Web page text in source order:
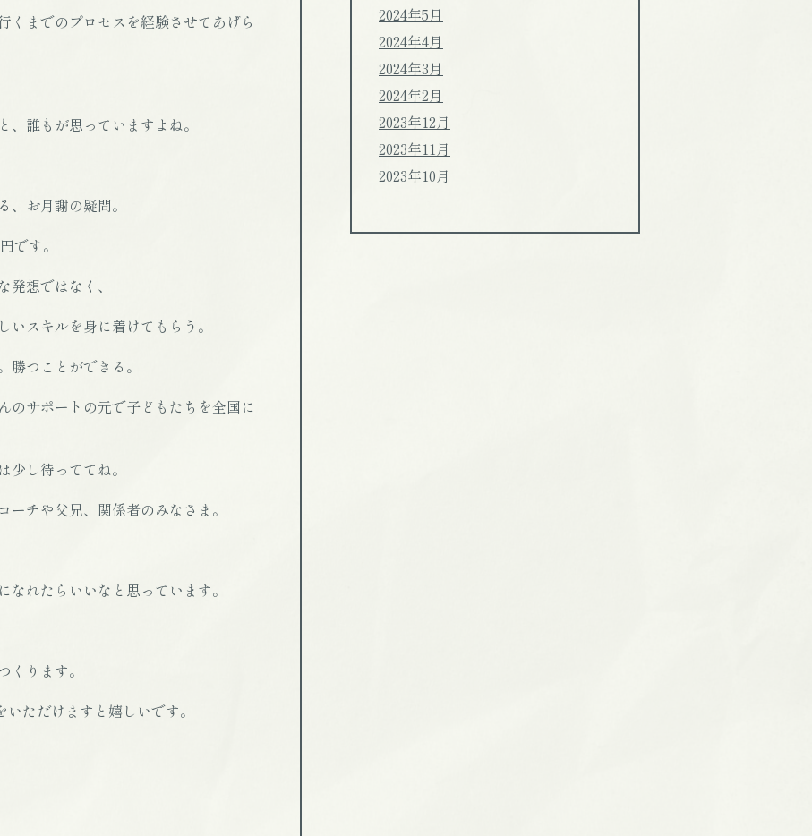
くまでのプロセスを経験させてあげら
誰もが思っていますよね。
、お月謝の疑問。
です。
想ではなく、
スキルを身に着けてもらう。
勝つことができる。
のサポートの元で子どもたちを全国に
し待っててね。
チや父兄、関係者のみなさま。
れたらいいなと思っています。
ります。
ただけますと嬉しいです。
2024年5月
2024年4月
2024年3月
2024年2月
2023年12月
2023年11月
2023年10月